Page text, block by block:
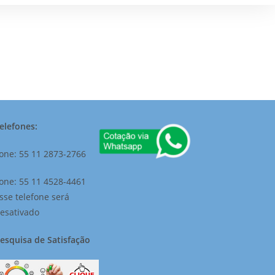
55 11 2873-2766
55 11 4528-4461
telefone será
de Satisfação